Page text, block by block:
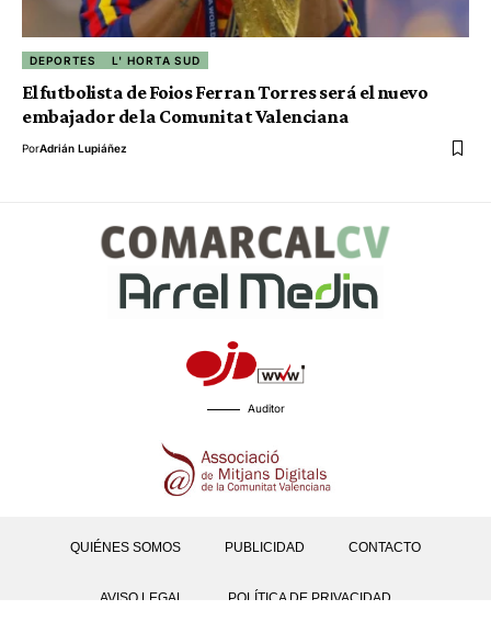
DEPORTES L' HORTA SUD
El futbolista de Foios Ferran Torres será el nuevo
embajador de la Comunitat Valenciana
PorAdrián Lupiáñez
Auditor
QUIÉNES SOMOS PUBLICIDAD CONTACTO
AVISO LEGAL POLÍTICA DE PRIVACIDAD